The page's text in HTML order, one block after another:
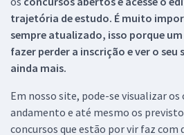
trajetória de estudo. É muito
sempre atualizado, isso porque
fazer perder a inscrição e ver o
ainda mais.
Em nosso site, pode-se visualizar os
andamento e até mesmo os
concursos que estão por vir faz com